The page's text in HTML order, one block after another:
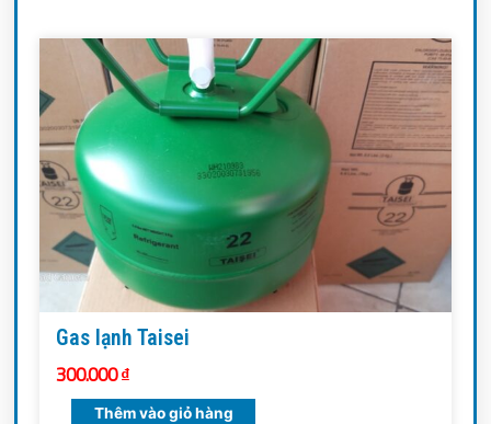
Gas lạnh Taisei
300.000₫
Thêm vào giỏ hàng